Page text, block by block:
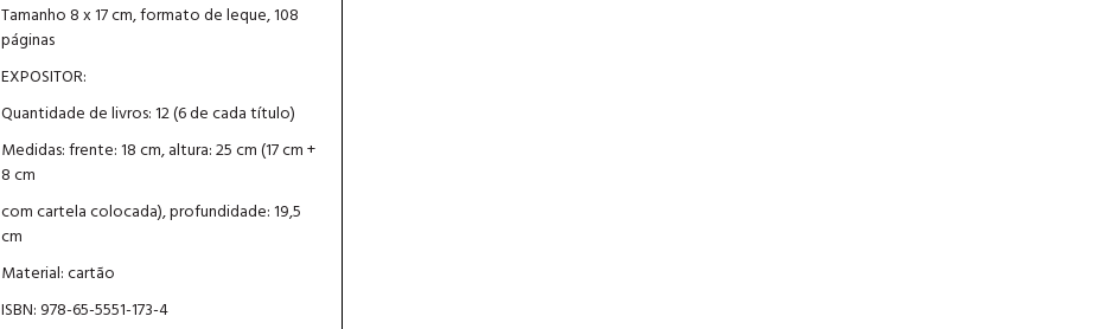
Tamanho 8 x 17 cm, formato de leque, 108
páginas
EXPOSITOR:
Quantidade de livros: 12 (6 de cada título)
Medidas: frente: 18 cm, altura: 25 cm (17 cm +
8 cm
com cartela colocada), profundidade: 19,5
cm
Material: cartão
ISBN: 978-65-5551-173-4